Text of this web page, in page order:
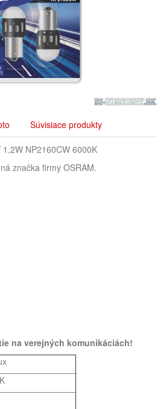
Súvisiace produkty
NP2160CW 6000K
značka firmy OSRAM.
na verejných komunikáciách!